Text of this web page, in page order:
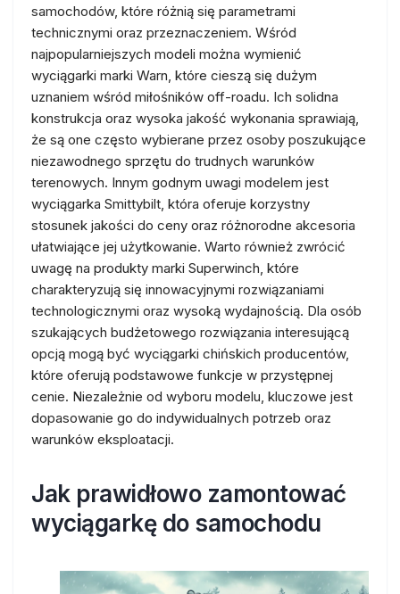
samochodów, które różnią się parametrami
technicznymi oraz przeznaczeniem. Wśród
najpopularniejszych modeli można wymienić
wyciągarki marki Warn, które cieszą się dużym
uznaniem wśród miłośników off-roadu. Ich solidna
konstrukcja oraz wysoka jakość wykonania sprawiają,
że są one często wybierane przez osoby poszukujące
niezawodnego sprzętu do trudnych warunków
terenowych. Innym godnym uwagi modelem jest
wyciągarka Smittybilt, która oferuje korzystny
stosunek jakości do ceny oraz różnorodne akcesoria
ułatwiające jej użytkowanie. Warto również zwrócić
uwagę na produkty marki Superwinch, które
charakteryzują się innowacyjnymi rozwiązaniami
technologicznymi oraz wysoką wydajnością. Dla osób
szukających budżetowego rozwiązania interesującą
opcją mogą być wyciągarki chińskich producentów,
które oferują podstawowe funkcje w przystępnej
cenie. Niezależnie od wyboru modelu, kluczowe jest
dopasowanie go do indywidualnych potrzeb oraz
warunków eksploatacji.
Jak prawidłowo zamontować
wyciągarkę do samochodu